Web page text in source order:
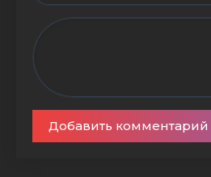
Добавить комментарий